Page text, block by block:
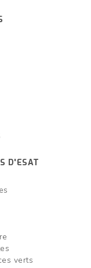
D'ESAT
verts